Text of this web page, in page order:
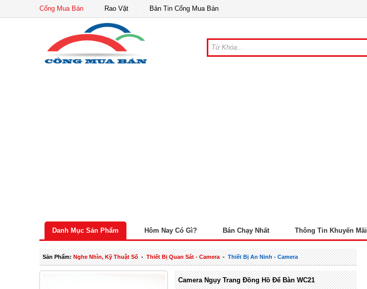
Cổng Mua Bán Rao Vặt Bản Tin Cổng Mua Bán
Danh Mục Sản Phẩm Hôm Nay Có Gì? Bán Chạy Nhất Thông Tin Khuyến Mãi
Sản Phẩm:Nghe Nhìn, Kỹ Thuật Số-Thiết Bị Quan Sát - Camera-Thiết Bị An Ninh - Camera
Camera Ngụy Trang Đồng Hồ Để Bàn WC21